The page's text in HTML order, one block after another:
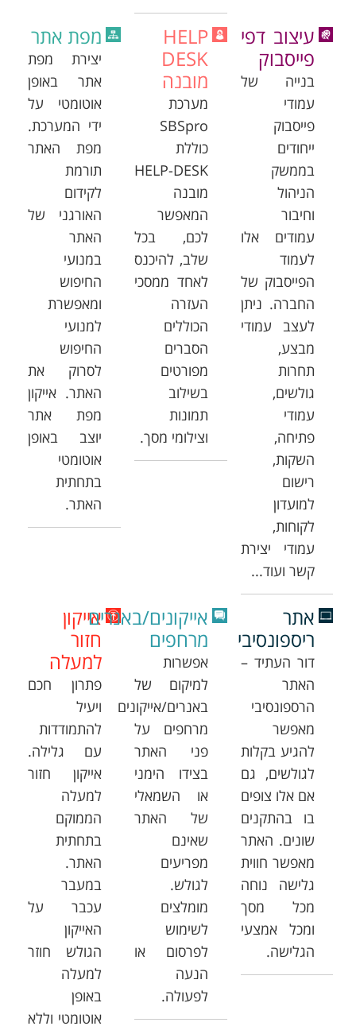
עיצוב דפי
פייסבוק
בנייה של
עמודי
פייסבוק
ייחודים
בממשק
הניהול
וחיבור
עמודים אלו
לעמוד
הפייסבוק של
החברה. ניתן
לעצב עמודי
מבצע,
תחרות
גולשים,
עמודי
פתיחה,
השקות,
רישום
למועדון
לקוחות,
עמודי יצירת
קשר ועוד...
HELP
DESK
מובנה
מערכת
SBSpro
כוללת
HELP-DESK
מובנה
המאפשר
לכם, בכל
שלב, להיכנס
לאחד ממסכי
העזרה
הכוללים
הסברים
מפורטים
בשילוב
תמונות
וצילומי מסך.
מפת אתר
יצירת מפת
אתר באופן
אוטומטי על
ידי המערכת.
מפת האתר
תורמת
לקידום
האורגני של
האתר
במנועי
החיפוש
ומאפשרת
למנועי
החיפוש
לסרוק את
האתר. אייקון
מפת אתר
יוצב באופן
אוטומטי
בתחתית
האתר.
אתר
ריספונסיבי
דור העתיד –
האתר
הרספונסיבי
מאפשר
להגיע בקלות
לגולשים, גם
אם אלו צופים
בו בהתקנים
שונים. האתר
מאפשר חווית
גלישה נוחה
מכל מסך
ומכל אמצעי
הגלישה.
אייקונים/באנרים
מרחפים
אפשרות
למיקום של
באנרים/אייקונים
מרחפים על
פני האתר
בצידו הימני
או השמאלי
של האתר
שאינם
מפריעים
לגולש.
מומלצים
לשימוש
לפרסום או
הנעה
לפעולה.
אייקון
חזור
למעלה
פתרון חכם
ויעיל
להתמודדות
עם גלילה.
אייקון חזור
למעלה
הממוקם
בתחתית
האתר.
במעבר
עכבר על
האייקון
הגולש חוזר
למעלה
באופן
אוטומטי וללא